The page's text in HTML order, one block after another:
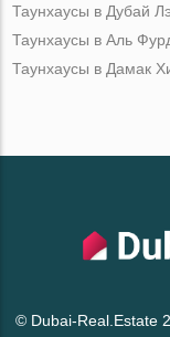
Таунхаусы в Дубай
Таунхаусы в Аль
Таунхаусы в Дамак
© Dubai-Real.Estate